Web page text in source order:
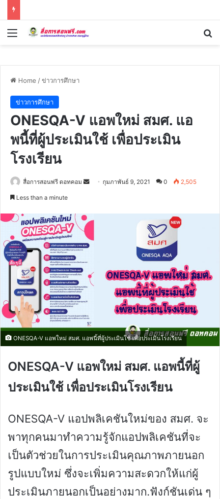
Menu
Home /ข่าวการศึกษา
ข่าวการศึกษา
ONESQA-V แอพใหม่ สมศ. แอ
พนี้ที่ผู้ประเมินใช้ เพื่อประเมิน
โรงเรียน
สื่อการสอนฟรี ดอทคอม
Send กุมภาพันธ์ 9, 2021 0 2,505
Less than a minute
ONESQA-V แอพใหม่ สมศ. แอพนี้ที่ผู้ประเมินใช้ เพื่อประเมินโรงเรียน
ONESQA-V แอพใหม่ สมศ. แอพนี้ที่ผู้
ประเมินใช้ เพื่อประเมินโรงเรียน
ONESQA-V แอปพลิเคชันใหม่ของ สมศ. จะ
พาทุกคนมาทำความรู้จักแอปพลิเคชันที่จะ
เป็นตัวช่วยในการประเมินคุณภาพภายนอก
รูปแบบใหม่ ซึ่งจะเพิ่มความสะดวกให้แก่ผู้
ประเมินภายนอกเป็นอย่างมาก.ฟังก์ชันเด่น ๆ